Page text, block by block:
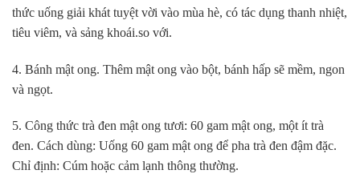
thức uống giải khát tuyệt vời vào mùa hè, có tác dụng thanh nhiệt,
tiêu viêm, và sảng khoái.so với.
4. Bánh mật ong. Thêm mật ong vào bột, bánh hấp sẽ mềm, ngon
và ngọt.
5. Công thức trà đen mật ong tươi: 60 gam mật ong, một ít trà
đen. Cách dùng: Uống 60 gam mật ong để pha trà đen đậm đặc.
Chỉ định: Cúm hoặc cảm lạnh thông thường.